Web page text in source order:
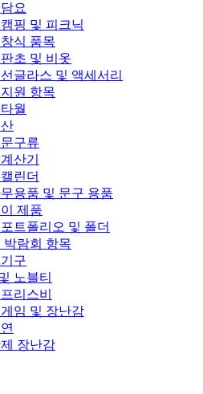
요
핑 및 피크닉
식 품목
초 및 비옷
글라스 및 액세서리
원 항목
월
구류
산기
린더
용품 및 문구 용품
제품
트폴리오 및 폴더
박람회 항목
구
노블티
리스비
임 및 장난감
장난감